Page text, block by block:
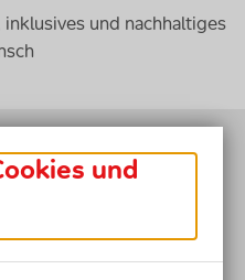
und nachhaltiges
und